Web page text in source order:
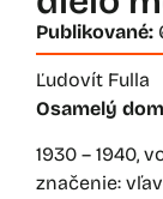
Publikované:
Ľudovít Fulla
Osamelý
1930 – 1940,
značenie: